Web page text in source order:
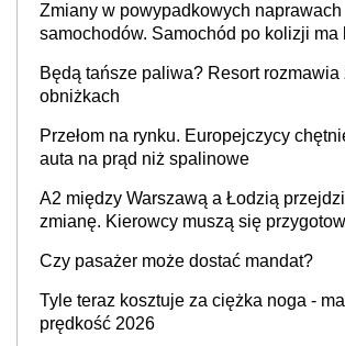
Zmiany w powypadkowych naprawach
samochodów. Samochód po kolizji ma
producenta
Będą tańsze paliwa? Resort rozmawia
obniżkach
Przełom na rynku. Europejczycy
auta na prąd niż spalinowe
A2 między Warszawą a Łodzią
zmianę. Kierowcy muszą się
Czy pasażer może dostać mandat?
Tyle teraz kosztuje za ciężka noga -
prędkość 2026